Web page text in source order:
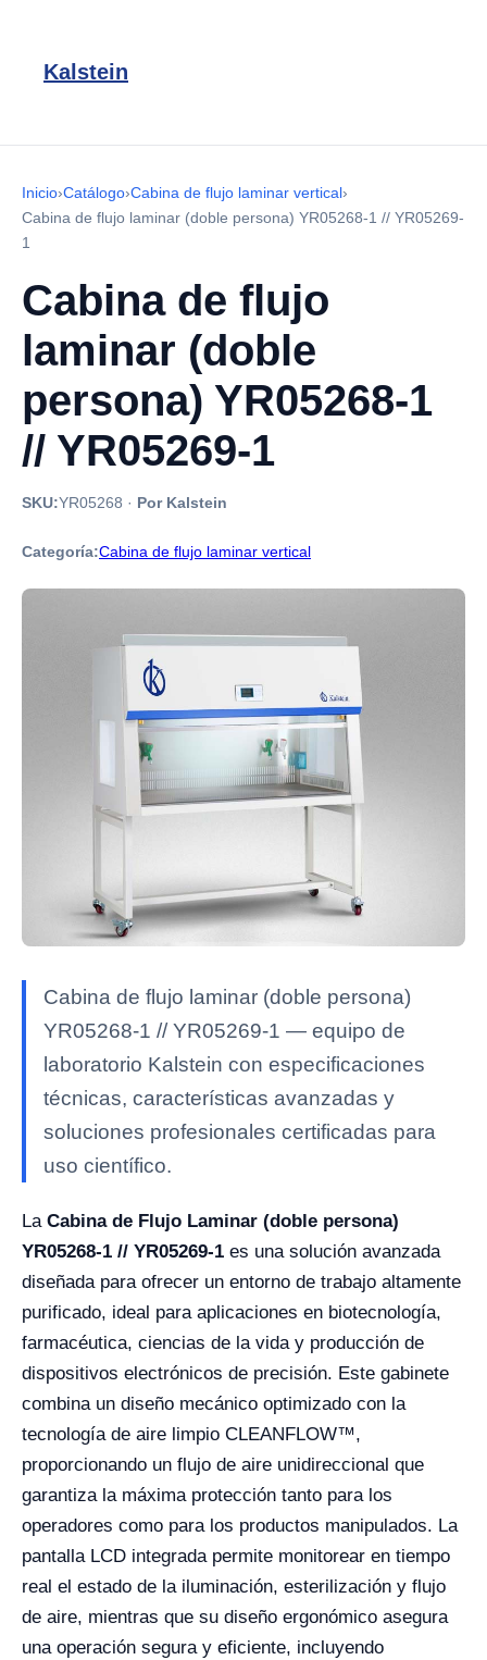
Kalstein
Inicio›Catálogo›Cabina de flujo laminar vertical›
Cabina de flujo laminar (doble persona) YR05268-1 // YR05269-
1
Cabina de flujo
laminar (doble
persona) YR05268-1
// YR05269-1
SKU:YR05268 · Por Kalstein
Categoría:Cabina de flujo laminar vertical
Cabina de flujo laminar (doble persona)
YR05268-1 // YR05269-1 — equipo de
laboratorio Kalstein con especificaciones
técnicas, características avanzadas y
soluciones profesionales certificadas para
uso científico.
La Cabina de Flujo Laminar (doble persona)
YR05268-1 // YR05269-1 es una solución avanzada
diseñada para ofrecer un entorno de trabajo altamente
purificado, ideal para aplicaciones en biotecnología,
farmacéutica, ciencias de la vida y producción de
dispositivos electrónicos de precisión. Este gabinete
combina un diseño mecánico optimizado con la
tecnología de aire limpio CLEANFLOW™,
proporcionando un flujo de aire unidireccional que
garantiza la máxima protección tanto para los
operadores como para los productos manipulados. La
pantalla LCD integrada permite monitorear en tiempo
real el estado de la iluminación, esterilización y flujo
de aire, mientras que su diseño ergonómico asegura
una operación segura y eficiente, incluyendo